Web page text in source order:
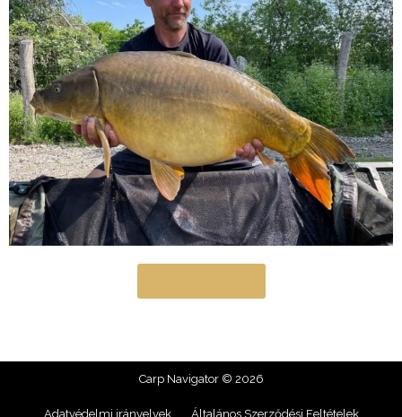
Carp Navigator © 2026
Adatvédelmi irányelvek Általános Szerződési Feltételek